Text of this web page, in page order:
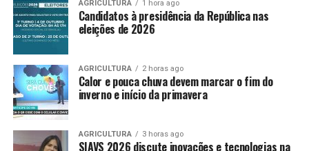
para Mulheres, Joyce Trindade, cita outra forma de
solicitar atendimento, que funciona 24 horas por dia.
“Em todos os locais com
grande circulação de
pessoas, teremos uma
sinalização para que essa
AGRICULTURA 1 hora ago
Candidatos à presidência da República nas
eleições de 2026
AGRICULTURA 2 horas ago
Calor e pouca chuva devem marcar o fim do
inverno e início da primavera
AGRICULTURA 3 horas ago
SIAVS 2026 discute inovações e tecnologias na